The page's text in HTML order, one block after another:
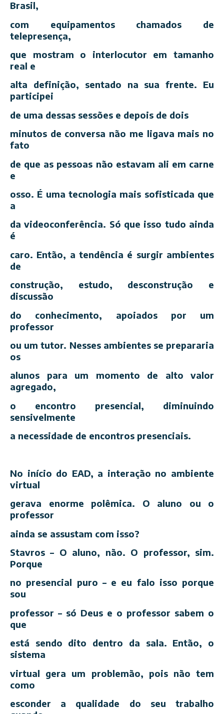
Brasil,
com equipamentos chamados de
telepresença,
que mostram o interlocutor em tamanho
real e
alta definição, sentado na sua frente. Eu
participei
de uma dessas sessões e depois de dois
minutos de conversa não me ligava mais no
fato
de que as pessoas não estavam ali em carne
e
osso. É uma tecnologia mais sofisticada que
a
da videoconferência. Só que isso tudo ainda
é
caro. Então, a tendência é surgir ambientes
de
construção, estudo, desconstrução e
discussão
do conhecimento, apoiados por um
professor
ou um tutor. Nesses ambientes se prepararia
os
alunos para um momento de alto valor
agregado,
o encontro presencial, diminuindo
sensivelmente
a necessidade de encontros presenciais.
No início do EAD, a interação no ambiente
virtual
gerava enorme polêmica. O aluno ou o
professor
ainda se assustam com isso?
Stavros – O aluno, não. O professor, sim.
Porque
no presencial puro – e eu falo isso porque
sou
professor – só Deus e o professor sabem o
que
está sendo dito dentro da sala. Então, o
sistema
virtual gera um problemão, pois não tem
como
esconder a qualidade do seu trabalho